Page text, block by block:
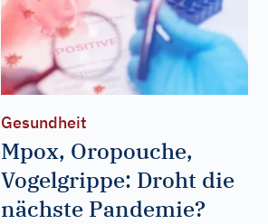
Gesundheit
Mpox, Oropouche,
Vogelgrippe: Droht die
nächste Pandemie?